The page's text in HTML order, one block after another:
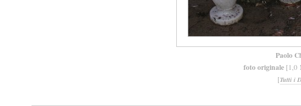
Paolo
foto originale [1,0
[Tutti i